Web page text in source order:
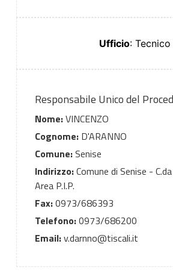
Ufficio: Tecnico
Responsabile Unico del
Nome:VINCENZO
Cognome:D'ARANNO
Comune:Senise
Indirizzo:Comune di Senise -
Area P.I.P.
Fax:0973/686393
Telefono:0973/686200
Email:v.darnno@tiscali.it